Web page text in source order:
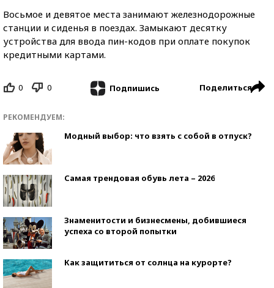
Восьмое и девятое места занимают железнодорожные
станции и сиденья в поездах. Замыкают десятку
устройства для ввода пин-кодов при оплате покупок
кредитными картами.
0 0 Подпишись Поделиться
РЕКОМЕНДУЕМ:
Модный выбор: что взять с собой в отпуск?
Самая трендовая обувь лета – 2026
Знаменитости и бизнесмены, добившиеся
успеха со второй попытки
Как защититься от солнца на курорте?